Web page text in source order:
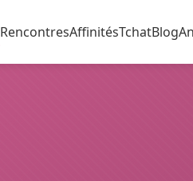
RencontresAffinitésTchatBlog